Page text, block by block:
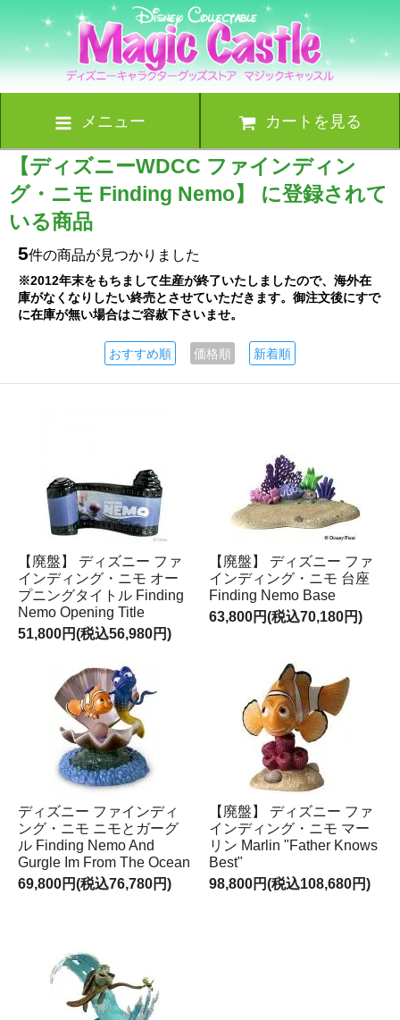
メニュー カートを見る
【ディズニーWDCC ファインディン
グ・ニモ Finding Nemo】 に登録されて
いる商品
5件の商品が見つかりました
※2012年末をもちまして生産が終了いたしましたので、海外在
庫がなくなりしたい終売とさせていただきます。御注文後にすで
に在庫が無い場合はご容赦下さいませ。
おすすめ順 価格順 新着順
【廃盤】 ディズニー ファ
インディング・ニモ オー
プニングタイトル Finding
Nemo Opening Title
51,800円(税込56,980円)
【廃盤】 ディズニー ファ
インディング・ニモ 台座
Finding Nemo Base
63,800円(税込70,180円)
ディズニー ファインディ
ング・ニモ ニモとガーグ
ル Finding Nemo And
Gurgle Im From The Ocean
69,800円(税込76,780円)
【廃盤】 ディズニー ファ
インディング・ニモ マー
リン Marlin "Father Knows
Best"
98,800円(税込108,680円)